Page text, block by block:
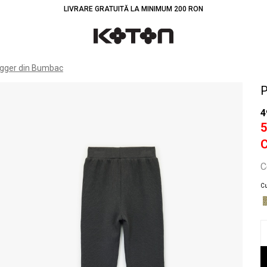
LIVRARE GRATUITĂ LA MINIMUM 200 RON
din Bumbac